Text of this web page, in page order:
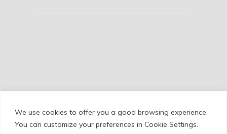
We use cookies to offer you a good browsing experience.
You can customize your preferences in Cookie Settings.
Cookie Policy/Privacy Policy /Legal Warning